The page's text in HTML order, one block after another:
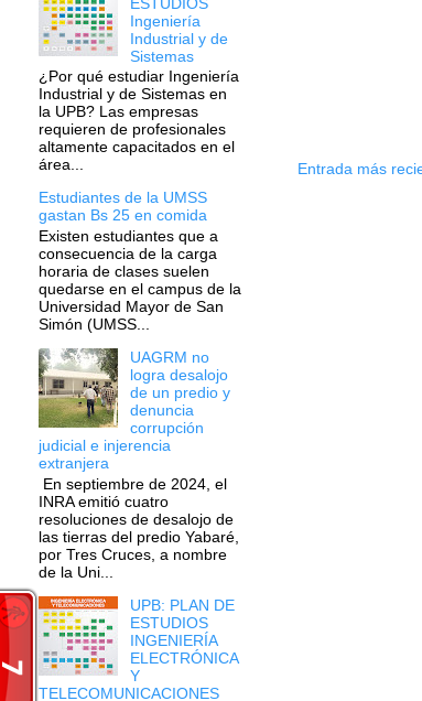
Entrada más
Ingeniería
Industrial y de
Sistemas
¿Por qué estudiar Ingeniería
Industrial y de Sistemas en
la UPB? Las empresas
requieren de profesionales
altamente capacitados en el
área...
Estudiantes de la UMSS
gastan Bs 25 en comida
Existen estudiantes que a
consecuencia de la carga
horaria de clases suelen
quedarse en el campus de la
Universidad Mayor de San
Simón (UMSS...
UAGRM no
logra desalojo
de un predio y
denuncia
corrupción
judicial e injerencia
extranjera
En septiembre de 2024, el
INRA emitió cuatro
resoluciones de desalojo de
las tierras del predio Yabaré,
por Tres Cruces, a nombre
de la Uni...
UPB: PLAN DE
ESTUDIOS
INGENIERÍA
ELECTRÓNICA
Y
TELECOMUNICACIONES